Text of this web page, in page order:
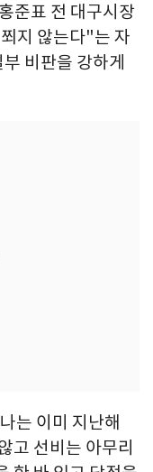
준표 전 대구시장
지 않는다"는 자
비판을 강하게
는 이미 지난해
고 선비는 아무리